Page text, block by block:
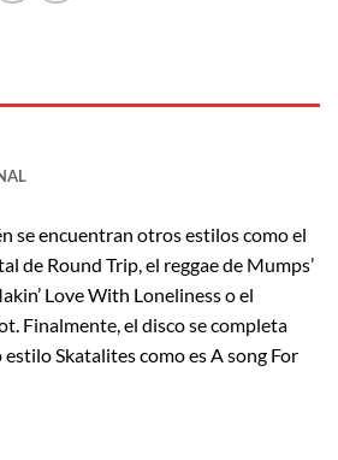
se encuentran otros estilos como el
de Round Trip, el reggae de Mumps’
Love With Loneliness o el
Finalmente, el disco se completa
Skatalites como es A song For